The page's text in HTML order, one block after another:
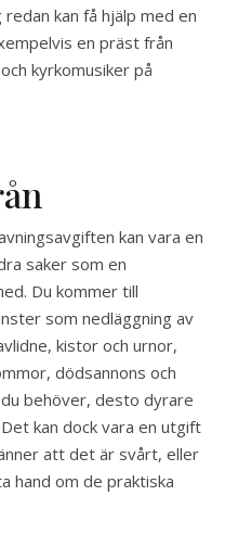
kan få hjälp med en
en präst från
kyrkomusiker på
kan vara en
saker som en
Du kommer till
som nedläggning av
kistor och urnor,
dödsannons och
behöver, desto dyrare
kan dock vara en utgift
att det är svårt, eller
hand om de praktiska